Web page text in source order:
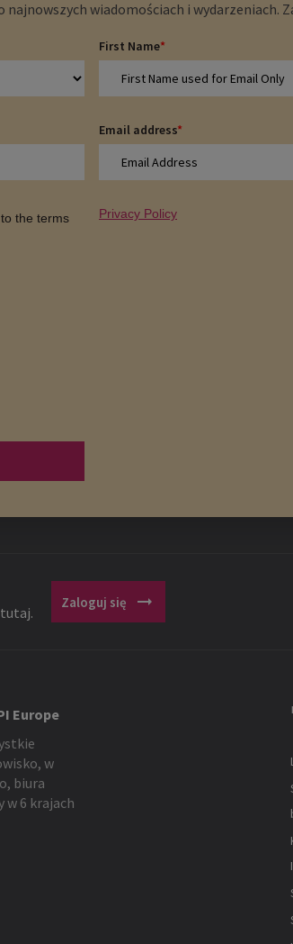
wiadomościach i wydarzeniach.
First Name*
Email address*
the terms
Privacy Policy
Zaloguj się arrow_right_alt
Europe
w
biura
w 6 krajach